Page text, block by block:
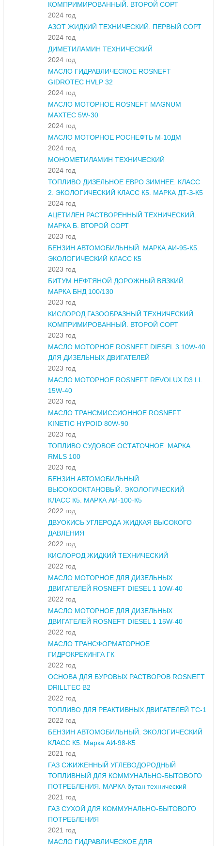
КОМПРИМИРОВАННЫЙ. ВТОРОЙ СОРТ
2024 год
АЗОТ ЖИДКИЙ ТЕХНИЧЕСКИЙ. ПЕРВЫЙ СОРТ
2024 год
ДИМЕТИЛАМИН ТЕХНИЧЕСКИЙ
2024 год
МАСЛО ГИДРАВЛИЧЕСКОЕ ROSNEFT
GIDROTEC HVLP 32
2024 год
МАСЛО МОТОРНОЕ ROSNEFT MAGNUM
MAXTEC 5W-30
2024 год
МАСЛО МОТОРНОЕ РОСНЕФТЬ М-10ДМ
2024 год
МОНОМЕТИЛАМИН ТЕХНИЧЕСКИЙ
2024 год
ТОПЛИВО ДИЗЕЛЬНОЕ ЕВРО ЗИМНЕЕ. КЛАСС
2. ЭКОЛОГИЧЕСКИЙ КЛАСС К5. МАРКА ДТ-З-К5
2024 год
АЦЕТИЛЕН РАСТВОРЕННЫЙ ТЕХНИЧЕСКИЙ.
МАРКА Б. ВТОРОЙ СОРТ
2023 год
БЕНЗИН АВТОМОБИЛЬНЫЙ. МАРКА АИ-95-К5.
ЭКОЛОГИЧЕСКИЙ КЛАСС К5
2023 год
БИТУМ НЕФТЯНОЙ ДОРОЖНЫЙ ВЯЗКИЙ.
МАРКА БНД 100/130
2023 год
КИСЛОРОД ГАЗООБРАЗНЫЙ ТЕХНИЧЕСКИЙ
КОМПРИМИРОВАННЫЙ. ВТОРОЙ СОРТ
2023 год
МАСЛО МОТОРНОЕ ROSNEFT DIESEL 3 10W-40
ДЛЯ ДИЗЕЛЬНЫХ ДВИГАТЕЛЕЙ
2023 год
МАСЛО МОТОРНОЕ ROSNEFT REVOLUX D3 LL
15W-40
2023 год
МАСЛО ТРАНСМИССИОННОЕ ROSNEFT
KINETIC HYPOID 80W-90
2023 год
ТОПЛИВО СУДОВОЕ ОСТАТОЧНОЕ. МАРКА
RMLS 100
2023 год
БЕНЗИН АВТОМОБИЛЬНЫЙ
ВЫСОКООКТАНОВЫЙ. ЭКОЛОГИЧЕСКИЙ
КЛАСС К5. МАРКА АИ-100-К5
2022 год
ДВУОКИСЬ УГЛЕРОДА ЖИДКАЯ ВЫСОКОГО
ДАВЛЕНИЯ
2022 год
КИСЛОРОД ЖИДКИЙ ТЕХНИЧЕСКИЙ
2022 год
МАСЛО МОТОРНОЕ ДЛЯ ДИЗЕЛЬНЫХ
ДВИГАТЕЛЕЙ ROSNEFT DIESEL 1 10W-40
2022 год
МАСЛО МОТОРНОЕ ДЛЯ ДИЗЕЛЬНЫХ
ДВИГАТЕЛЕЙ ROSNEFT DIESEL 1 15W-40
2022 год
МАСЛО ТРАНСФОРМАТОРНОЕ
ГИДРОКРЕКИНГА ГК
2022 год
ОСНОВА ДЛЯ БУРОВЫХ РАСТВОРОВ ROSNEFT
DRILLTEC B2
2022 год
ТОПЛИВО ДЛЯ РЕАКТИВНЫХ ДВИГАТЕЛЕЙ ТС-1
2022 год
БЕНЗИН АВТОМОБИЛЬНЫЙ. ЭКОЛОГИЧЕСКИЙ
КЛАСС К5. Марка АИ-98-К5
2021 год
ГАЗ СЖИЖЕННЫЙ УГЛЕВОДОРОДНЫЙ
ТОПЛИВНЫЙ ДЛЯ КОММУНАЛЬНО-БЫТОВОГО
ПОТРЕБЛЕНИЯ. МАРКА бутан технический
2021 год
ГАЗ СУХОЙ ДЛЯ КОММУНАЛЬНО-БЫТОВОГО
ПОТРЕБЛЕНИЯ
2021 год
МАСЛО ГИДРАВЛИЧЕСКОЕ ДЛЯ